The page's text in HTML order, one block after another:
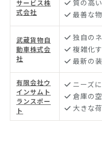
サービス株
式会社
質の高
最善な
武蔵貨物自
動車株式会
社
独自の
複雑化
最新の
有限会社ウ
インサムト
ランスポー
ト
ニーズ
倉庫の
大きな